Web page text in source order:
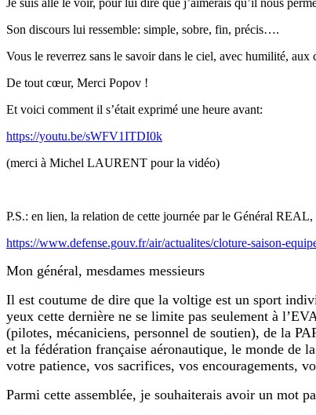
Je suis allé le voir, pour lui dire que j’aimerais qu’il nous
Son discours lui ressemble: simple, sobre, fin, précis….
Vous le reverrez sans le savoir dans le ciel, avec humilité,
De tout cœur, Merci Popov !
Et voici comment il s’était exprimé une heure avant:
https://youtu.be/sWFV1ITDI0k
(merci à Michel LAURENT pour la vidéo)
P.S.: en lien, la relation de cette journée par le Général
https://www.defense.gouv.fr/air/actualites/cloture-saison-
Mon général, mesdames messieurs
Il est coutume de dire que la voltige est un sport
yeux cette dernière ne se limite pas seulement à
(pilotes, mécaniciens, personnel de soutien), de la
et la fédération française aéronautique, le monde de
votre patience, vos sacrifices, vos encouragements,
Parmi cette assemblée, je souhaiterais avoir un mot